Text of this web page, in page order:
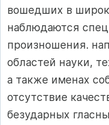
вошедших в
наблюдаются
произношения.
областей науки,
а также именах
отсутствие
безударных